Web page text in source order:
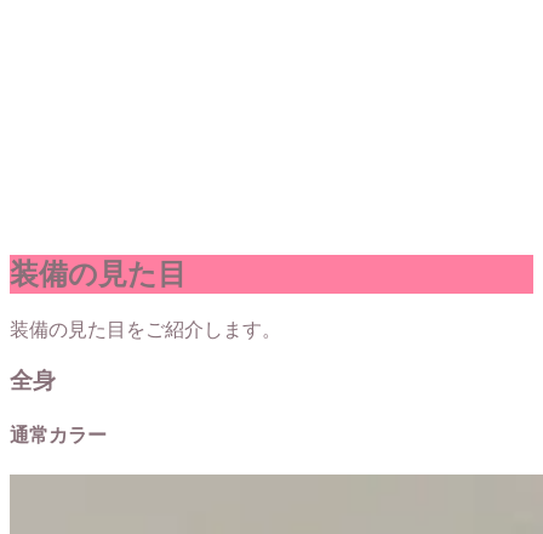
装備の見た目
装備の見た目をご紹介します。
全身
通常カラー